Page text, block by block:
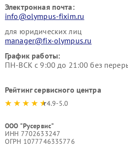
Электронная почта:
info@olympus-fixim.ru
для юридических лиц
manager@fix-olympus.ru
График работы:
ПН-ВСК с 9:00 до 21:00 без
Рейтинг сервисного центра
4.9-5.0
ООО "Русервис"
ИНН 7702633247
ОГРН 1077746335776